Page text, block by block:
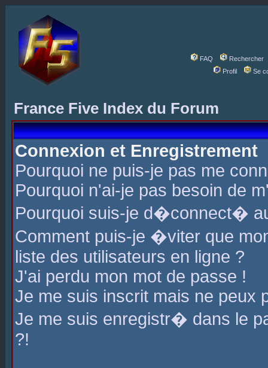
FAQ
Rechercher
Profil
Se
France Five Index du Forum
Connexion et Enregistrement
Pourquoi ne puis-je pas me
Pourquoi n'ai-je pas besoin de
Pourquoi suis-je d�connect�
Comment puis-je �viter que
liste des utilisateurs en ligne ?
J'ai perdu mon mot de passe !
Je me suis inscrit mais ne peux
Je me suis enregistr� dans le
?!